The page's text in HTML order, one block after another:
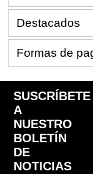
Destacados
Formas de
SUSCRÍBETE
A
NUESTRO
BOLETÍN
DE
NOTICIAS